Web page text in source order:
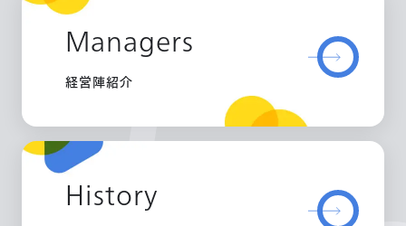
Managers
経営陣紹介
History